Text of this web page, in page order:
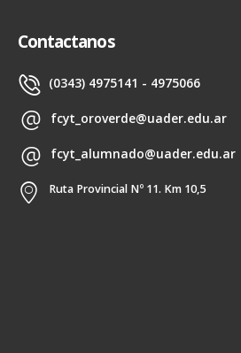
Contactanos
(0343) 4975141 - 4975066
fcyt_oroverde@uader.edu.ar
fcyt_alumnado@uader.edu.ar
Ruta Provincial Nº 11. Km 10,5